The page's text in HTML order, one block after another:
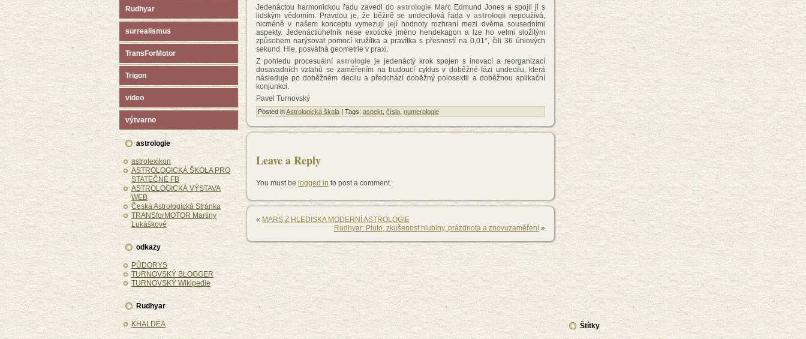
Rudhyar
surrealismus
TransForMotor
Trigon
video
výtvarno
astrologie
astrolexikon
ASTROLOGICKÁ ŠKOLA PRO
STATEČNÉ FB
ASTROLOGICKÁ VÝSTAVA
WEB
Česká Astrologická Stránka
TRANSforMOTOR Martiny
Lukáškové
odkazy
PŮDORYS
TURNOVSKÝ BLOGGER
TURNOVSKÝ Wikipedie
Rudhyar
KHALDEA
Jedenáctou harmonickou řadu zavedl doastrologie
Marc Edmund Jones a spojil ji s
lidským vědomím. Pravdou je, že běžně se undecilová řada vastrologii nepoužívá,
nicméně v našem konceptu vymezují její hodnoty rozhraní mezi dvěma sousedními
aspekty. Jedenáctiúhelník nese exotické jméno hendekagon a lze ho velmi složitým
způsobem narýsovat pomocí kružítka a pravítka s přesností na 0,01°, čili 36 úhlových
sekund. Hle, posvátná geometrie v praxi.
Z pohledu procesuální astrologie je jedenáctý krok spojen s inovací a reorganizací
dosavadních vztahů se zaměřením na budoucí cyklus v doběžné fázi undecilu, která
následuje po doběžném decilu a předchází doběžný polosextil a doběžnou aplikační
konjunkci.
Pavel Turnovský
Posted inAstrologická škola | Tags: aspekt číslo numerologie
Leave a Reply
You must be logged in to post a comment.
« MARS Z HLEDISKA MODERNÍ ASTROLOGIE
Rudhyar: Pluto, zkušenost hlubiny, prázdnota a znovuzaměření »
Štítky